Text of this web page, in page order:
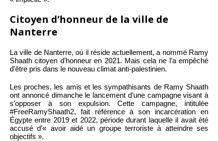
Citoyen d’honneur de la ville de
Nanterre
La ville de Nanterre, où il réside actuellement, a nommé Ramy
Shaath citoyen d’honneur en 2021. Mais cela ne l’a empêché
d’être pris dans le nouveau climat anti-palestinien.
Les proches, les amis et les sympathisants de Ramy Shaath
ont annoncé dimanche le lancement d’une campagne visant à
s’opposer à son expulsion. Cette campagne, intitulée
#FreeRamyShaath2, fait référence à son incarcération en
Égypte entre 2019 et 2022, période durant laquelle il avait été
accusé d’« avoir aidé un groupe terroriste à atteindre ses
objectifs ».